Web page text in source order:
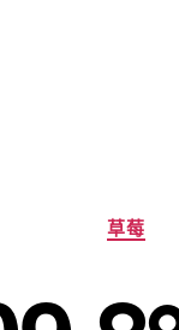
分
類
草莓